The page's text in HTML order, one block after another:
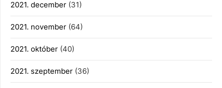
2021. december (31)
2021. november (64)
2021. október (40)
2021. szeptember (36)